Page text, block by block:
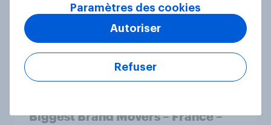
France Auto rankings 2026: ​Driving
brand preference
Rapport
Biggest Brand Movers – France –
Paramètres des cookies
Refuser
Autoriser